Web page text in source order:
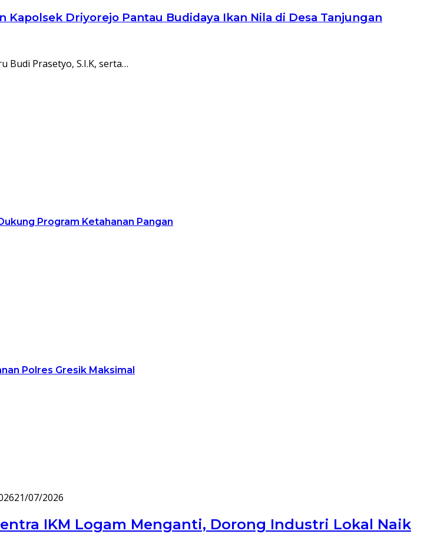
Driyorejo Pantau Budidaya Ikan Nila di Desa Tanjungan
Budi Prasetyo, S.I.K, serta…
Program Ketahanan Pangan
Polres Gresik Maksimal
21/07/2026
IKM Logam Menganti, Dorong Industri Lokal Naik